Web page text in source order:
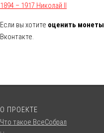
1894 – 1917 Николай II
Если вы хотите оценить монеты
Вконтакте.
О ПРОЕКТЕ
Что такое ВсеСобрал